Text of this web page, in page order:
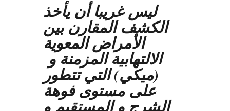
ليس غريبا أن يأخذ
الكشف المقارن بين
الأمراض المعوية
الالتهابية المزمنة و
(ميكي) التي تتطور
على مستوى فوهة
الشرج و المستقيم و